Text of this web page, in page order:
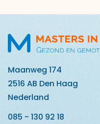
Maanweg 174
2516 AB Den Haag
Nederland
085 - 130 92 18